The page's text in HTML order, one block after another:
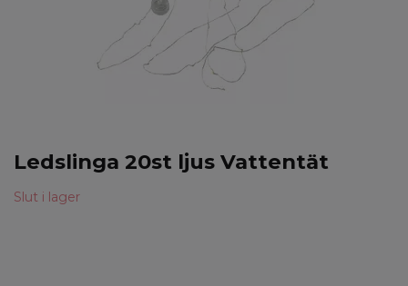
Ledslinga 20st ljus Vattentät
Slut i lager